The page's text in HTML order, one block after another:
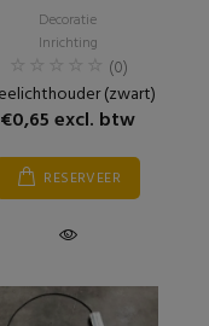
Decoratie
Inrichting
(0)
(zwart)
€0,65 excl. btw
RESERVEER